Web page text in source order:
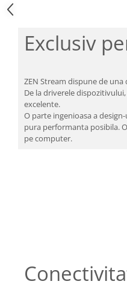
Exclusiv
ZEN Stream dispune de
De la driverele
excelente.
O parte ingenioasa a
pura performanta posibila.
pe computer.